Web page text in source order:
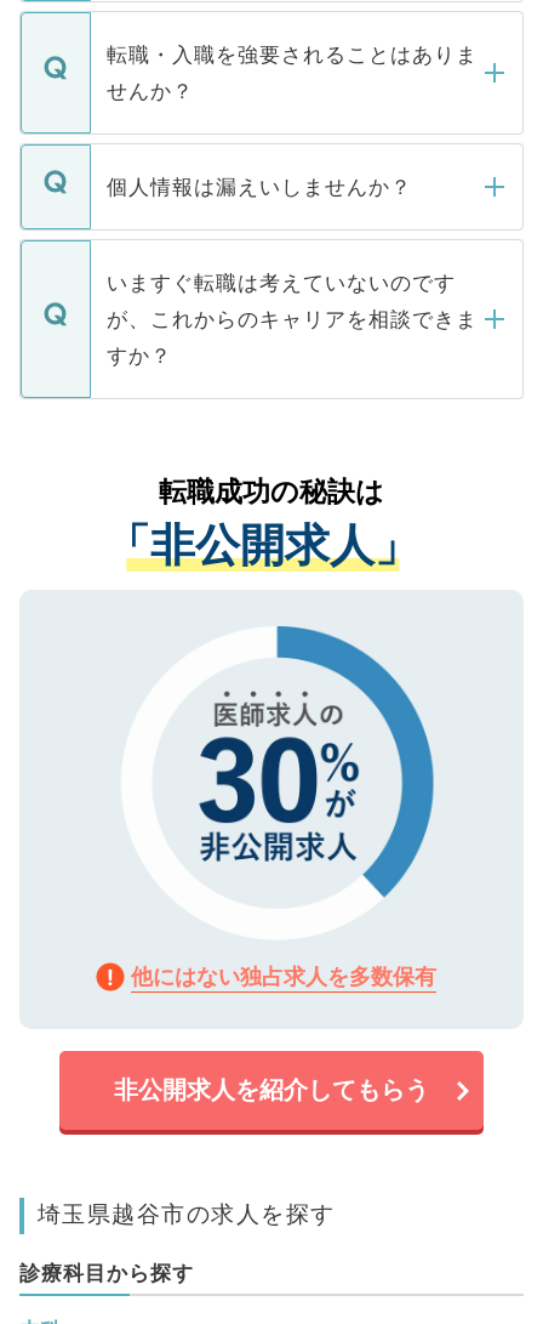
ます。通常、5営業日以内にはご連絡をせて
いただきますので、しばらくお待ちくださ
マイナビDOCTORで取り扱っている求人の
うち約3割は、Webサイトからご覧いただ
けない「非公開求人」です。非公開求人は
下記の理由によって、一般には公開してい
ません。
■応募殺到を避けるため 人気のある医療機
関を公にしてしまうと、応募が殺到する場
に、医療機関が求める条件に合った人材の
みを人材紹介会社に依頼するケースが増え
ています。
転職・入職を強要されることはありま
せんか？
転職・入職を強要することは一切ありませ
ん。また、仮に応募先から内定をいただい
定を承諾する必要はありません。内定先へ
の辞退の連絡はキャリアパートナーが行い
個人情報は漏えいしませんか？
個人情報が漏えいすることはありませんの
で、ご安心ください。当サイトからの登録
などで収集したご登録者様の個人情報は、
ご本人のキャリアアップおよび転職活動の
支援を目的に使用いたします。お預かりし
ているすべての個人データはご本人の許可
は、個人情報の取り扱いについての厳密な
管理基準を満たした事業者のみに付与され
る、プライバシーマークを取得済みです。
で、機密保持に関してもご安心ください。
いますぐ転職は考えていないのです
が、これからのキャリアを相談できま
すか？
かがいして、現在の医療機関の状況や紹介
経験をまじえながら、適切なアドバイスを
させていただきます。すぐにご転職をされ
ない方には、長期的なサポートが可能です
ので、まずはご登録ください。
転職成功の秘訣は
「非公開求人」
他にはない独占求人を多数保有
非公開求人を紹介してもらう
埼玉県越谷市の求人を探す
診療科目から探す